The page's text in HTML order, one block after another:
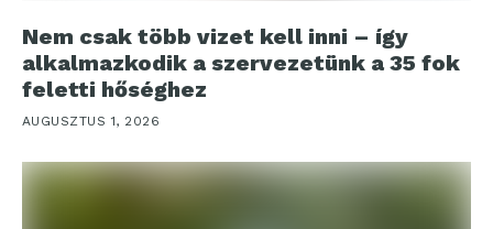
Nem csak több vizet kell inni – így
alkalmazkodik a szervezetünk a 35 fok
feletti hőséghez
AUGUSZTUS 1, 2026